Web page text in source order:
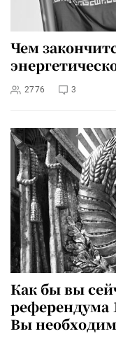
Чем
2776 3
Как бы вы
референдума
Вы